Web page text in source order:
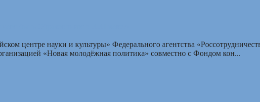
центре науки и культуры» Федерального агентства
«Новая молодёжная политика» совместно с Фондом кон...